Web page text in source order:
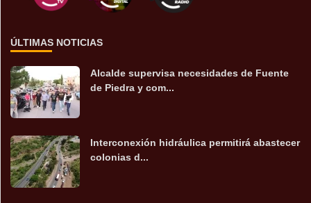
ÚLTIMAS NOTICIAS
Alcalde supervisa necesidades de Fuente
de Piedra y com...
Interconexión hidráulica permitirá abastecer
colonias d...